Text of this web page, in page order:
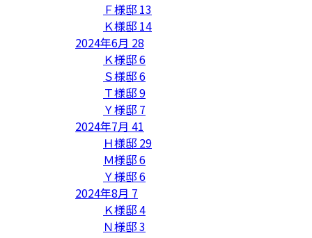
Ｆ様邸 13
Ｋ様邸 14
2024年6月 28
Ｋ様邸6
Ｓ様邸6
Ｔ様邸9
Ｙ様邸 7
2024年7月 41
Ｈ様邸 29
Ｍ様邸6
Ｙ様邸6
2024年8月 7
Ｋ様邸4
Ｎ様邸3